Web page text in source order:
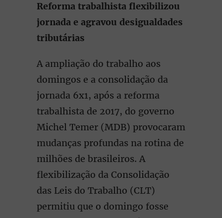
Reforma trabalhista flexibilizou
jornada e agravou desigualdades
tributárias
A ampliação do trabalho aos
domingos e a consolidação da
jornada 6x1, após a reforma
trabalhista de 2017, do governo
Michel Temer (MDB) provocaram
mudanças profundas na rotina de
milhões de brasileiros. A
flexibilização da Consolidação
das Leis do Trabalho (CLT)
permitiu que o domingo fosse